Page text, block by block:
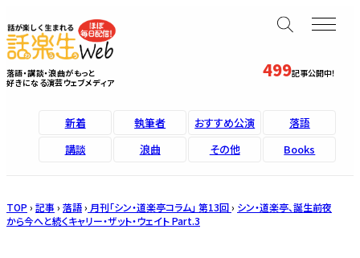
499記事公開中！
落語・講談・浪曲がもっと
好きになる演芸ウェブメディア
新着 執筆者 おすすめ公演
落語
講談
浪曲 その他 Books
TOP › 記事 › 落語› 月刊「シン・道楽亭コラム」 第13回› シン・道楽亭、誕生前夜
から今へと続くキャリー・ザット・ウェイト Part.3